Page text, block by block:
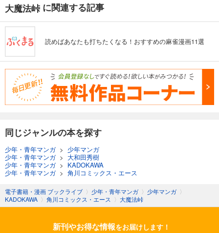
大魔法峠 に関連する記事
読めばあなたも打ちたくなる！おすすめの麻雀漫画11選
同じジャンルの本を探す
少年・青年マンガ> 少年マンガ
少年・青年マンガ> 大和田秀樹
少年・青年マンガ> KADOKAWA
少年・青年マンガ> 角川コミックス・エース
電子書籍・漫画 ブックライブ 〉 少年・青年マンガ 〉 少年マンガ 〉
KADOKAWA 〉 角川コミックス・エース 〉 大魔法峠
新刊やお得な情報をお届けします！